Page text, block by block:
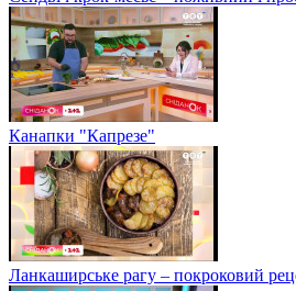
Канапки "Капрезе"
Ланкаширське рагу – покроковий